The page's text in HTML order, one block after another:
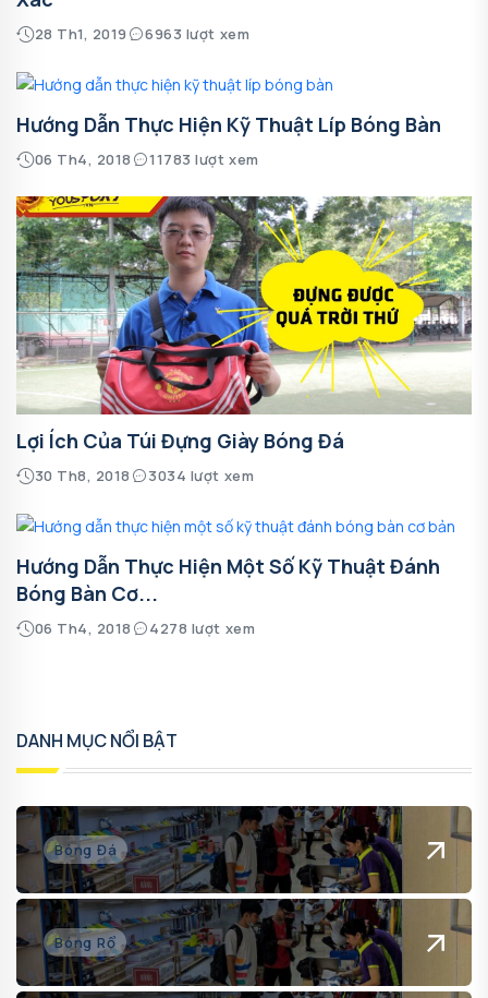
28 Th1, 2019 6963 lượt xem
Hướng Dẫn Thực Hiện Kỹ Thuật Líp Bóng Bàn
06 Th4, 2018 11783 lượt xem
Lợi Ích Của Túi Đựng Giày Bóng Đá
30 Th8, 2018 3034 lượt xem
Hướng Dẫn Thực Hiện Một Số Kỹ Thuật Đánh
Bóng Bàn Cơ...
06 Th4, 2018 4278 lượt xem
DANH MỤC NỔI BẬT
Bóng Đá
Bóng Rổ